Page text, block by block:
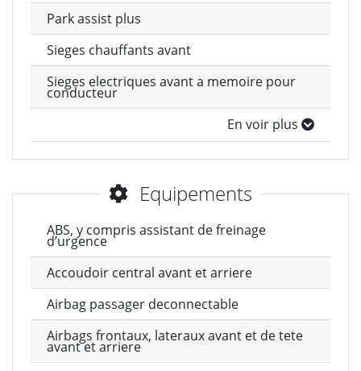
Park assist plus
Sieges chauffants avant
Sieges electriques avant a memoire pour
conducteur
En voir plus
Equipements
ABS, y compris assistant de freinage
d’urgence
Accoudoir central avant et arriere
Airbag passager deconnectable
Airbags frontaux, lateraux avant et de tete
avant et arriere